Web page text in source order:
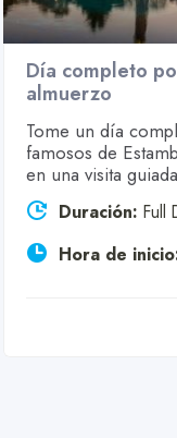
Día completo
almuerzo
Tome un día
famosos de
en una visita
Duración: Full
Hora de